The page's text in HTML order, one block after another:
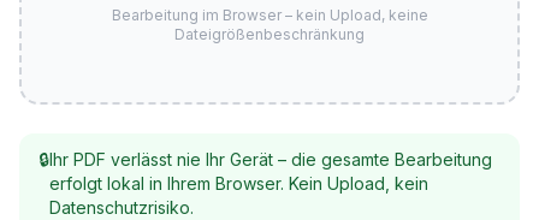
Bearbeitung im Browser – kein Upload, keine
Dateigrößenbeschränkung
🔒Ihr PDF verlässt nie Ihr Gerät – die gesamte Bearbeitung
erfolgt lokal in Ihrem Browser. Kein Upload, kein
Datenschutzrisiko.